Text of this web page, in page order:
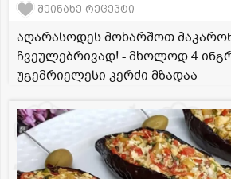
შეინახე რეცეპტი
აღარასოდეს მოხარშოთ
ჩვეულებრივად! - მხოლოდ 4
უგემრიელესი კერძი მზადაა